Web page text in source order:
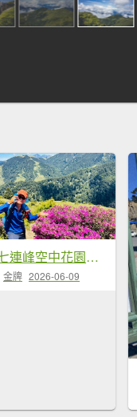
合歡七連峰空中花園賞花趣
金牌 2026-06-09